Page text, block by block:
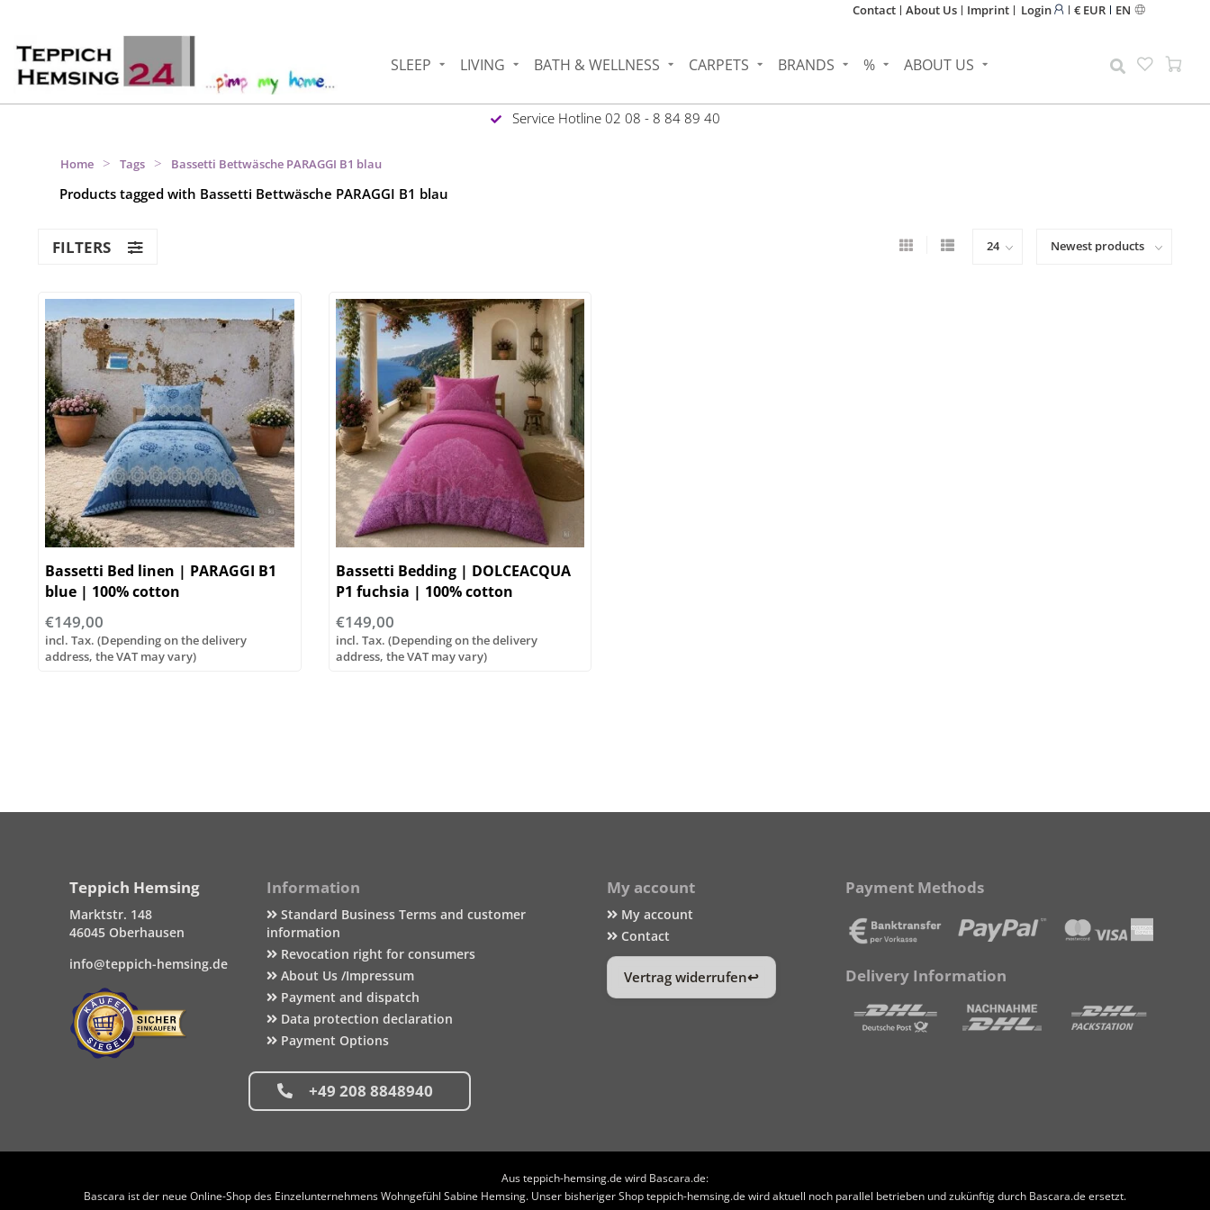
Contact About Us Imprint Login € EUR EN
SLEEP LIVING BATH & WELLNESS CARPETS BRANDS % ABOUT US
Service Hotline 02 08 - 8 84 89 40
Home > Tags > Bassetti Bettwäsche PARAGGI B1 blau
Products tagged with Bassetti Bettwäsche PARAGGI B1 blau
FILTERS
Bassetti Bed linen | PARAGGI B1
blue | 100% cotton
€149,00
incl. Tax. (Depending on the delivery
address, the VAT may vary)
Bassetti Bedding | DOLCEACQUA
P1 fuchsia | 100% cotton
€149,00
incl. Tax. (Depending on the delivery
address, the VAT may vary)
Teppich Hemsing
Marktstr. 148
46045 Oberhausen
info@teppich-hemsing.de
Information
Standard Business Terms and customer
information
Revocation right for consumers
About Us /Impressum
Payment and dispatch
Data protection declaration
Payment Options
+49 208 8848940
My account
My account
Contact
Vertrag widerrufen
Payment Methods
Delivery Information
Aus teppich-hemsing.de wird Bascara.de:
Bascara ist der neue Online-Shop des Einzelunternehmens Wohngefühl Sabine Hemsing. Unser bisheriger Shop teppich-hemsing.de wird aktuell noch parallel betrieben und zukünftig durch Bascara.de ersetzt.